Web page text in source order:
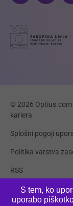
© 2026 Optius.com
kariera
Splošni pogoji
Politika varstva
RSS
Piškotki
S tem, ko
uporabo